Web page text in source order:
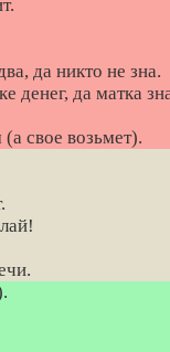
да никто не зна.
денег, да матка
свое возьмет).